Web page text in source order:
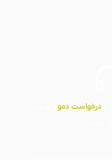
و یادرخواست دمو